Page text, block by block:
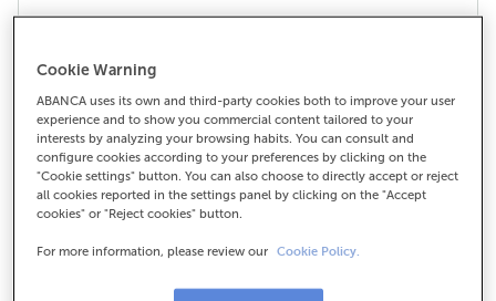
Que especialidades, probas e
tratamentos inclúe a modalidade de
Seguro Saúde Esencial?
Que vantaxes ofrece o servizo gratuíto
Club Saúde do seguro de saúde
ABANCA?
Cookie Warning
ABANCA uses its own and third-party cookies both to improve your user
experience and to show you commercial content tailored to your
interests by analyzing your browsing habits. You can consult and
configure cookies according to your preferences by clicking on the
"Cookie settings" button. You can also choose to directly accept or reject
all cookies reported in the settings panel by clicking on the "Accept
cookies" or "Reject cookies" button.
For more information, please review our Cookie Policy.